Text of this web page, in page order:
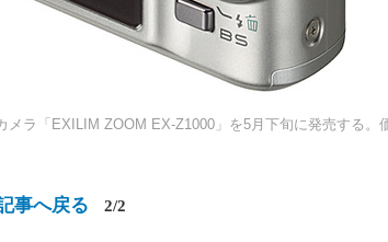
ラ「EXILIM ZOOM EX-Z1000」を5月下旬に発売する。
事へ戻る 2/2